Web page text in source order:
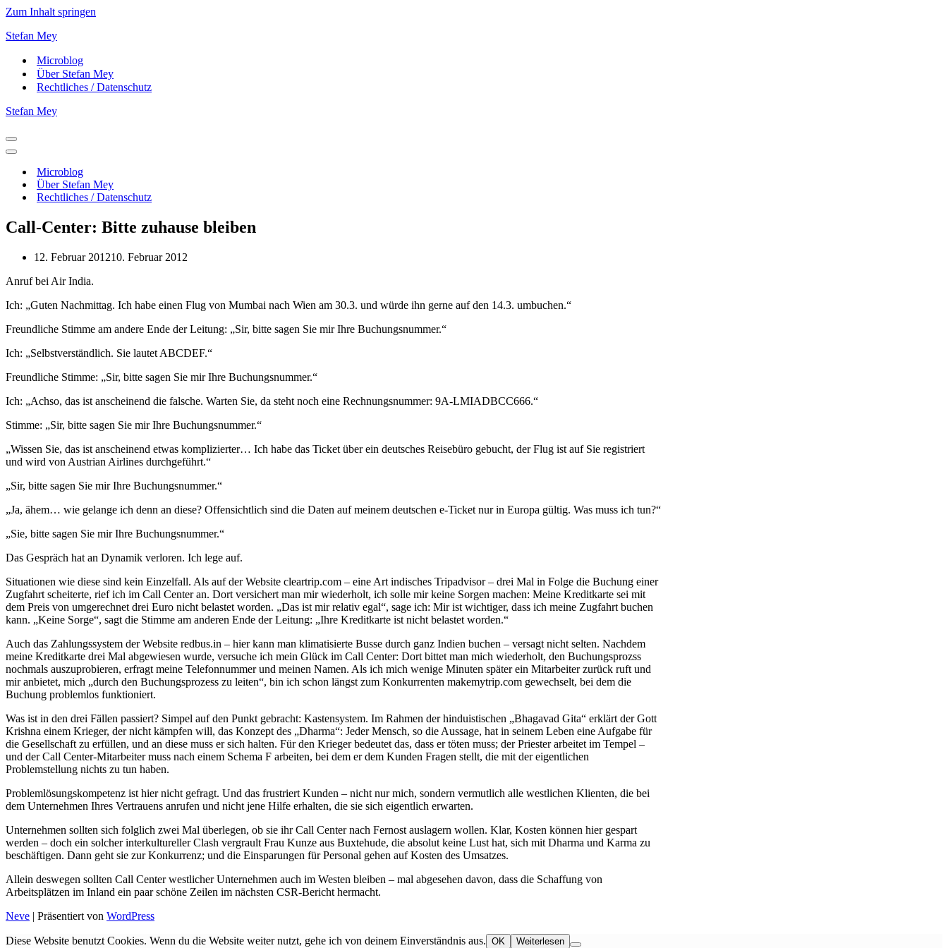
Zum Inhalt springen
Stefan Mey
Microblog
Über Stefan Mey
Rechtliches / Datenschutz
Stefan Mey
Navigationsmenü
Navigationsmenü
Microblog
Über Stefan Mey
Rechtliches / Datenschutz
Call-Center: Bitte zuhause bleiben
12. Februar 201210. Februar 2012
Anruf bei Air India.
Ich: „Guten Nachmittag. Ich habe einen Flug von Mumbai nach Wien am 30.3. und würde ihn gerne auf den 14.3. umbuchen.“
Freundliche Stimme am andere Ende der Leitung: „Sir, bitte sagen Sie mir Ihre Buchungsnummer.“
Ich: „Selbstverständlich. Sie lautet ABCDEF.“
Freundliche Stimme: „Sir, bitte sagen Sie mir Ihre Buchungsnummer.“
Ich: „Achso, das ist anscheinend die falsche. Warten Sie, da steht noch eine Rechnungsnummer: 9A-LMIADBCC666.“
Stimme: „Sir, bitte sagen Sie mir Ihre Buchungsnummer.“
„Wissen Sie, das ist anscheinend etwas komplizierter… Ich habe das Ticket über ein deutsches Reisebüro gebucht, der Flug ist auf Sie registriert
und wird von Austrian Airlines durchgeführt.“
„Sir, bitte sagen Sie mir Ihre Buchungsnummer.“
„Ja, ähem… wie gelange ich denn an diese? Offensichtlich sind die Daten auf meinem deutschen e-Ticket nur in Europa gültig. Was muss ich tun?“
„Sie, bitte sagen Sie mir Ihre Buchungsnummer.“
Das Gespräch hat an Dynamik verloren. Ich lege auf.
Situationen wie diese sind kein Einzelfall. Als auf der Website cleartrip.com – eine Art indisches Tripadvisor – drei Mal in Folge die Buchung einer
Zugfahrt scheiterte, rief ich im Call Center an. Dort versichert man mir wiederholt, ich solle mir keine Sorgen machen: Meine Kreditkarte sei mit
dem Preis von umgerechnet drei Euro nicht belastet worden. „Das ist mir relativ egal“, sage ich: Mir ist wichtiger, dass ich meine Zugfahrt buchen
kann. „Keine Sorge“, sagt die Stimme am anderen Ende der Leitung: „Ihre Kreditkarte ist nicht belastet worden.“
Auch das Zahlungssystem der Website redbus.in – hier kann man klimatisierte Busse durch ganz Indien buchen – versagt nicht selten. Nachdem
meine Kreditkarte drei Mal abgewiesen wurde, versuche ich mein Glück im Call Center: Dort bittet man mich wiederholt, den Buchungsprozss
nochmals auszuprobieren, erfragt meine Telefonnummer und meinen Namen. Als ich mich wenige Minuten später ein Mitarbeiter zurück ruft und
mir anbietet, mich „durch den Buchungsprozess zu leiten“, bin ich schon längst zum Konkurrenten makemytrip.com gewechselt, bei dem die
Buchung problemlos funktioniert.
Was ist in den drei Fällen passiert? Simpel auf den Punkt gebracht: Kastensystem. Im Rahmen der hinduistischen „Bhagavad Gita“ erklärt der Gott
Krishna einem Krieger, der nicht kämpfen will, das Konzept des „Dharma“: Jeder Mensch, so die Aussage, hat in seinem Leben eine Aufgabe für
die Gesellschaft zu erfüllen, und an diese muss er sich halten. Für den Krieger bedeutet das, dass er töten muss; der Priester arbeitet im Tempel –
und der Call Center-Mitarbeiter muss nach einem Schema F arbeiten, bei dem er dem Kunden Fragen stellt, die mit der eigentlichen
Problemstellung nichts zu tun haben.
Problemlösungskompetenz ist hier nicht gefragt. Und das frustriert Kunden – nicht nur mich, sondern vermutlich alle westlichen Klienten, die bei
dem Unternehmen Ihres Vertrauens anrufen und nicht jene Hilfe erhalten, die sie sich eigentlich erwarten.
Unternehmen sollten sich folglich zwei Mal überlegen, ob sie ihr Call Center nach Fernost auslagern wollen. Klar, Kosten können hier gespart
werden – doch ein solcher interkultureller Clash vergrault Frau Kunze aus Buxtehude, die absolut keine Lust hat, sich mit Dharma und Karma zu
beschäftigen. Dann geht sie zur Konkurrenz; und die Einsparungen für Personal gehen auf Kosten des Umsatzes.
Allein deswegen sollten Call Center westlicher Unternehmen auch im Westen bleiben – mal abgesehen davon, dass die Schaffung von
Arbeitsplätzen im Inland ein paar schöne Zeilen im nächsten CSR-Bericht hermacht.
Neve | Präsentiert von WordPress
Diese Website benutzt Cookies. Wenn du die Website weiter nutzt, gehe ich von deinem Einverständnis aus. OK Weiterlesen